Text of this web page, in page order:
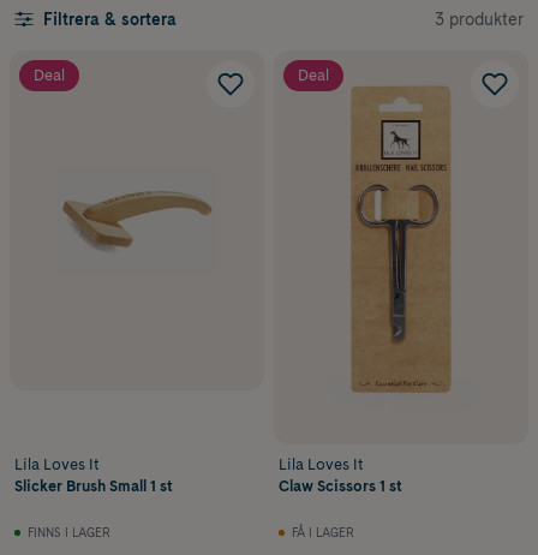
Filtrera & sortera 3 produkter
Deal
Lila Loves It
Slicker Brush Small 1 st
FINNS I LAGER
Deal
Lila Loves It
Claw Scissors 1 st
FÅ I LAGER